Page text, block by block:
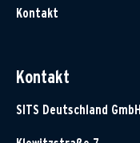
Kontakt
Kontakt
SITS Deutschland GmbH